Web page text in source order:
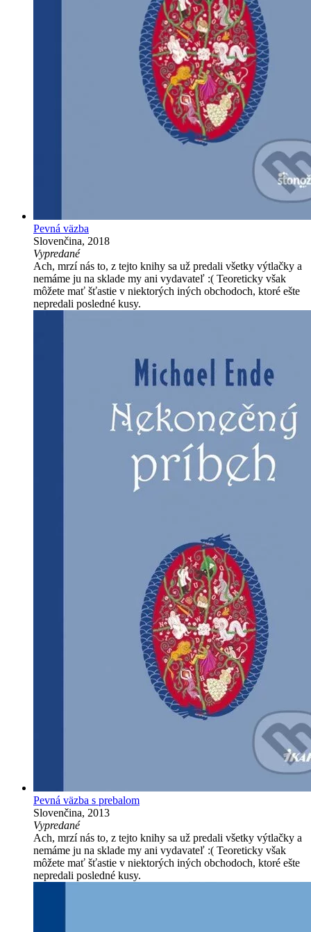
Pevná väzba
Slovenčina, 2018
Vypredané
Ach, mrzí nás to, z tejto knihy sa už predali všetky výtlačky a
nemáme ju na sklade my ani vydavateľ :( Teoreticky však
môžete mať šťastie v niektorých iných obchodoch, ktoré ešte
nepredali posledné kusy.
Pevná väzba s prebalom
Slovenčina, 2013
Vypredané
Ach, mrzí nás to, z tejto knihy sa už predali všetky výtlačky a
nemáme ju na sklade my ani vydavateľ :( Teoreticky však
môžete mať šťastie v niektorých iných obchodoch, ktoré ešte
nepredali posledné kusy.